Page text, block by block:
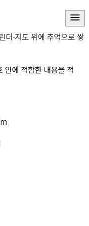
나타내었
더·지도 위에 추억으로 쌓
안에 적합한 내용을 적